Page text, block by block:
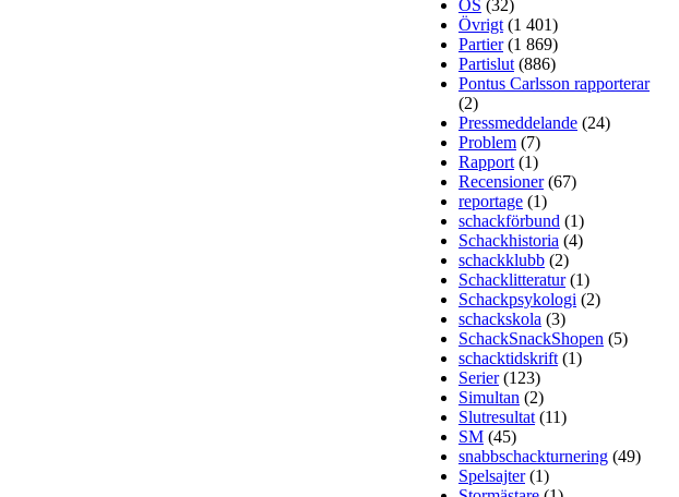
OS (32)
Övrigt (1 401)
Partier(1 869)
Partislut (886)
Pontus Carlsson rapporterar
(2)
Pressmeddelande (24)
Problem (7)
Rapport (1)
Recensioner(67)
reportage (1)
schackförbund (1)
Schackhistoria (4)
schackklubb (2)
Schacklitteratur(1)
Schackpsykologi (2)
schackskola (3)
SchackSnackShopen (5)
schacktidskrift (1)
Serier(123)
Simultan (2)
Slutresultat (11)
SM (45)
snabbschackturnering (49)
Spelsajter(1)